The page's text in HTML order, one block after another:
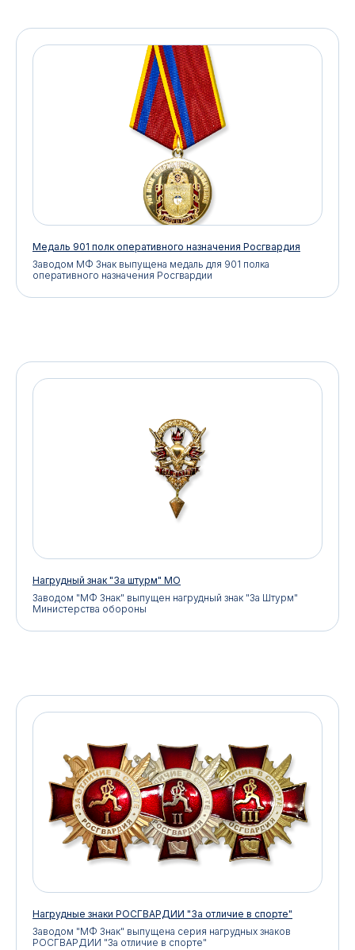
Медаль 901 полк оперативного назначения Росгвардия
Заводом МФ Знак выпущена медаль для 901 полка
оперативного назначения Росгвардии
Нагрудный знак "За штурм" МО
Заводом "МФ Знак" выпущен нагрудный знак "За Штурм"
Министерства обороны
Нагрудные знаки РОСГВАРДИИ "За отличие в спорте"
Заводом "МФ Знак" выпущена серия нагрудных знаков
РОСГВАРДИИ "За отличие в спорте"